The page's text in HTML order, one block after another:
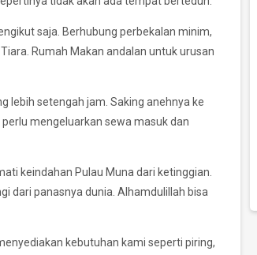
saja. Berhubung perbekalan minim,
Rumah Makan andalan untuk urusan
lebih setengah jam. Saking anehnya ke
mengeluarkan sewa masuk dan
keindahan Pulau Muna dari ketinggian.
dari panasnya dunia. Alhamdulillah bisa
kebutuhan kami seperti piring,